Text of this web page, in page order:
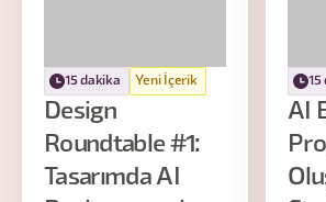
15 dakika Yeni İçerik
Design
Roundtable #1:
Tasarımda AI
15
AI